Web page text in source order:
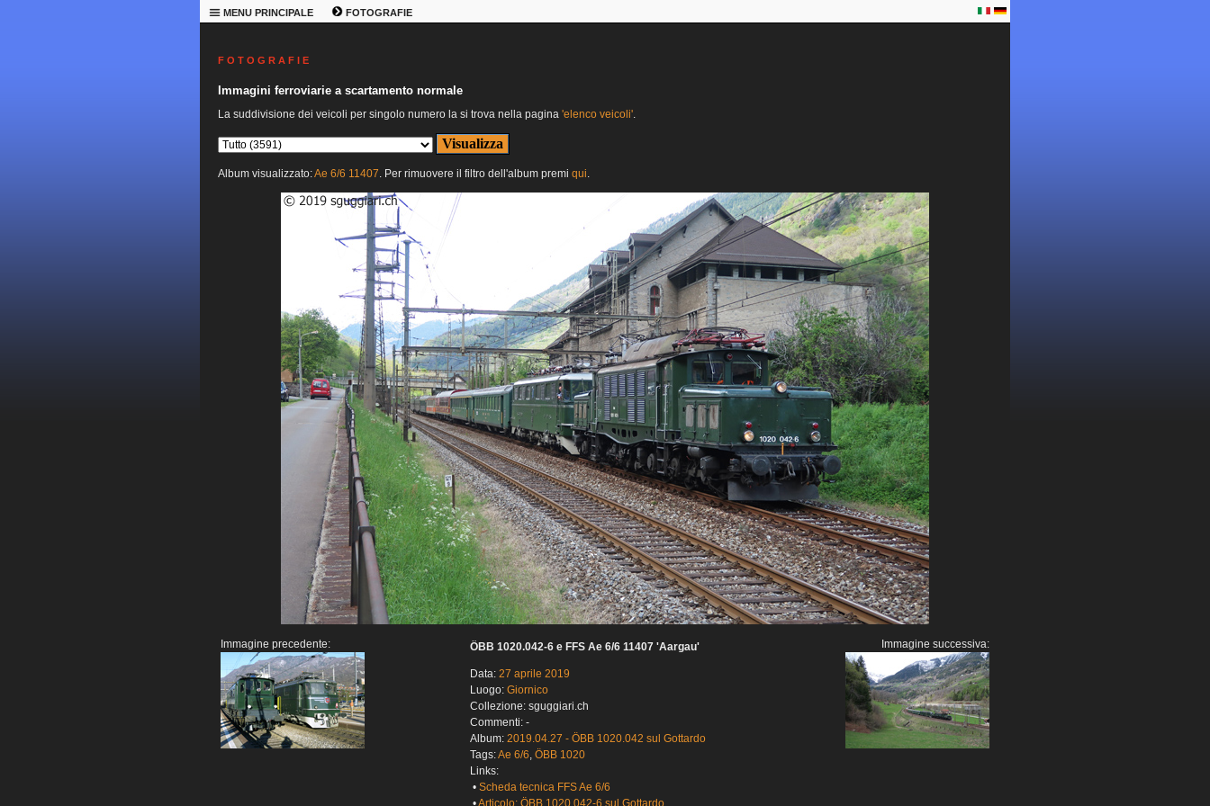
MENU PRINCIPALE FOTOGRAFIE
F O T O G R A F I E
Immagini ferroviarie a scartamento normale
La suddivisione dei veicoli per singolo numero la si trova nella pagina 'elenco veicoli'.
Album visualizzato:Ae 6/6 11407. Per rimuovere il filtro dell'album premi qui.
Immagine precedente: ÖBB 1020.042-6 e FFS Ae 6/6 11407 'Aargau'
Data: 27 aprile 2019
Luogo: Giornico
Collezione: sguggiari.ch
Commenti: -
Album: 2019.04.27 - ÖBB 1020.042 sul Gottardo
Tags:Ae 6/6, ÖBB 1020
Links:
• Scheda tecnica FFS Ae 6/6
Immagine successiva: